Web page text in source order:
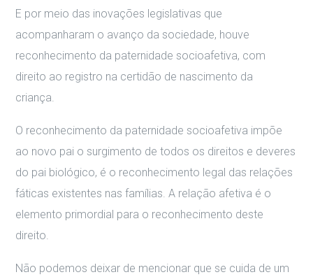
E por meio das inovações legislativas que
acompanharam o avanço da sociedade, houve
reconhecimento da paternidade socioafetiva, com
direito ao registro na certidão de nascimento da
criança.
O reconhecimento da paternidade socioafetiva impõe
ao novo pai o surgimento de todos os direitos e deveres
do pai biológico, é o reconhecimento legal das relações
fáticas existentes nas famílias. A relação afetiva é o
elemento primordial para o reconhecimento deste
direito.
Não podemos deixar de mencionar que se cuida de um